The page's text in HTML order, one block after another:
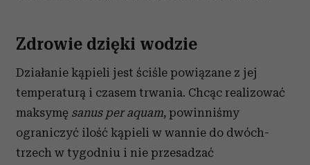
Zdrowie dzięki wodzie
Działanie kąpieli jest ściśle powiązane z jej
temperaturą i czasem trwania. Chcąc realizować
maksymę sanus per aquam, powinniśmy
ograniczyć ilość kąpieli w wannie do dwóch-
trzech w tygodniu i nie przesadzać